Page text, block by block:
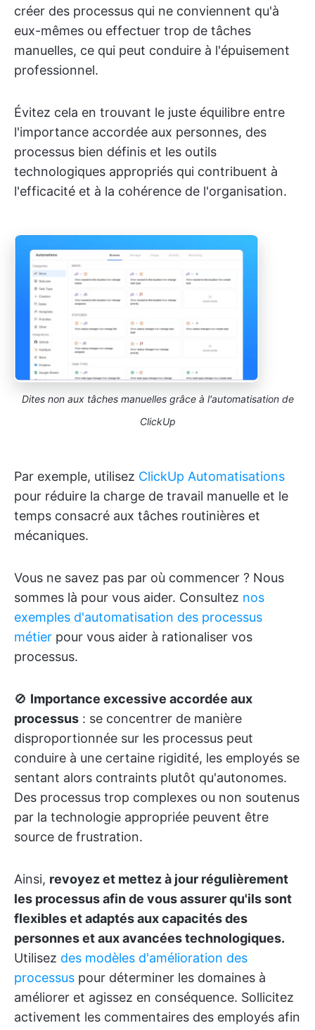
créer des processus qui ne conviennent qu'à
eux-mêmes ou effectuer trop de tâches
manuelles, ce qui peut conduire à l'épuisement
professionnel.
Évitez cela en trouvant le juste équilibre entre
l'importance accordée aux personnes, des
processus bien définis et les outils
technologiques appropriés qui contribuent à
l'efficacité et à la cohérence de l'organisation.
Dites non aux tâches manuelles grâce à l'automatisation de
ClickUp
Par exemple, utilisez ClickUp Automatisations
pour réduire la charge de travail manuelle et le
temps consacré aux tâches routinières et
mécaniques.
Vous ne savez pas par où commencer ? Nous
sommes là pour vous aider. Consultez nos
exemples d'automatisation des processus
métier pour vous aider à rationaliser vos
processus.
🚫 Importance excessive accordée aux
processus : se concentrer de manière
disproportionnée sur les processus peut
conduire à une certaine rigidité, les employés se
sentant alors contraints plutôt qu'autonomes.
Des processus trop complexes ou non soutenus
par la technologie appropriée peuvent être
source de frustration.
Ainsi, revoyez et mettez à jour régulièrement
les processus afin de vous assurer qu'ils sont
flexibles et adaptés aux capacités des
personnes et aux avancées technologiques.
Utilisez des modèles d'amélioration des
processus pour déterminer les domaines à
améliorer et agissez en conséquence. Sollicitez
activement les commentaires des employés afin